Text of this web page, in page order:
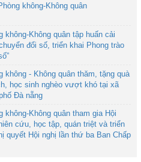
không-Không quân
không-Không quân tập huấn cải
đổi số, triển khai Phong trào
không - Không quân thăm, tặng quà
học sinh nghèo vượt khó tại xã
Đà nẵng
không-Không quân tham gia Hội
cứu, học tập, quán triệt và triển
quyết Hội nghị lần thứ ba Ban Chấp